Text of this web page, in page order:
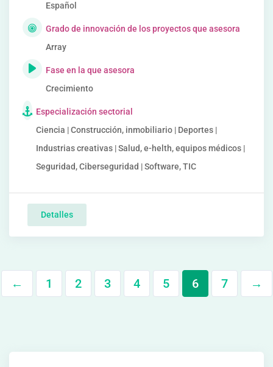
Español
Grado de innovación de los proyectos que asesora
Array
Fase en la que asesora
Crecimiento
Especialización sectorial
Ciencia | Construcción, inmobiliario | Deportes |
Industrias creativas | Salud, e-helth, equipos médicos |
Seguridad, Ciberseguridad | Software, TIC
Detalles
← 1 2 3 4 5 6 7 →